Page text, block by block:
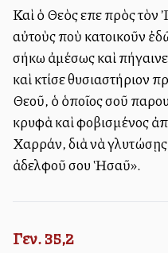
Καὶ ὁ Θεὸς εἶπε πρὸς
αὐτοὺς ποὺ κατοικοῦν
σήκω ἀμέσως καὶ πήγαινε
καὶ κτίσε θυσιαστήριον
Θεοῦ, ὁ ὁποῖος σοῦ
κρυφὰ καὶ φοβισμένος
Χαρράν, διὰ νὰ
ἀδελφοῦ σου Ἡσαῦ».
Γεν. 35,2